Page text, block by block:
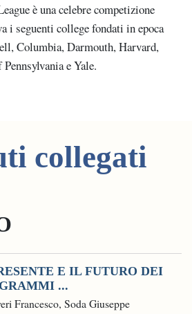
è una celebre competizione
i seguenti college fondati in epoca
Columbia, Darmouth, Harvard,
e Yale.
collegati
E IL FUTURO DEI
...
Francesco, Soda Giuseppe